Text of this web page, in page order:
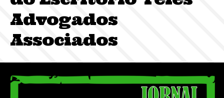
Advogados
Associados